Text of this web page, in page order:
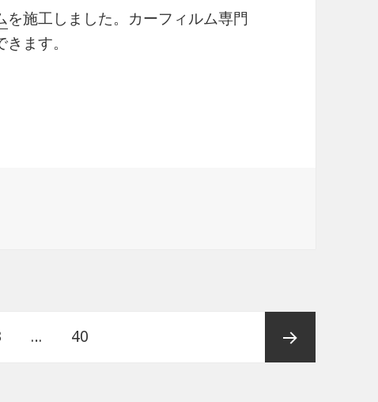
を施工しました。カーフィルム専門
ます。
… ペ
40